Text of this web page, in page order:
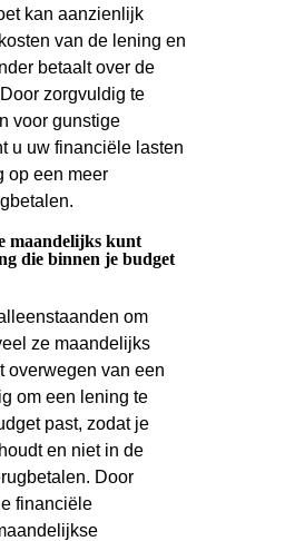
kan aanzienlijk
van de lening en
betaalt over de
zorgvuldig te
voor gunstige
u uw financiële lasten
op een meer
maandelijks kunt
die binnen je budget
om
ze maandelijks
overwegen van een
om een lening te
past, zodat je
en niet in de
Door
financiële